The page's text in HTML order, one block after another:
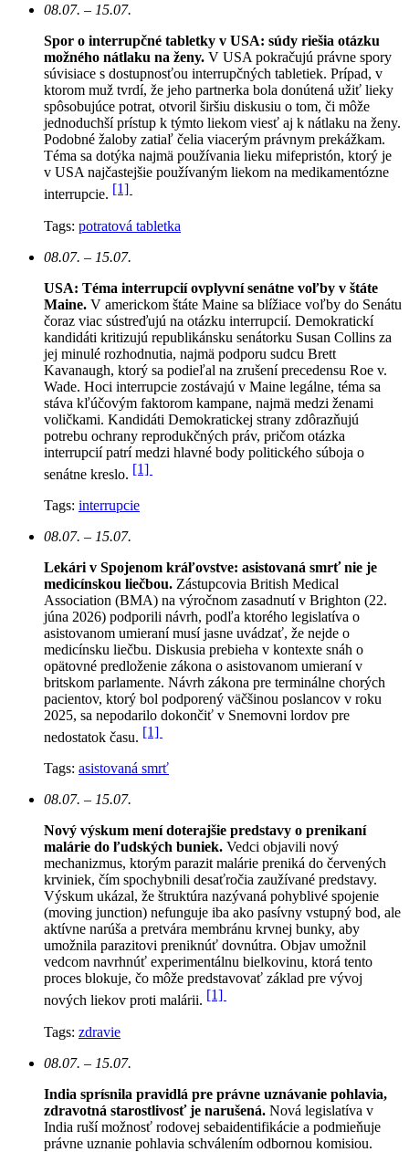
08.07. – 15.07.
Spor o interrupčné tabletky v USA: súdy riešia otázku
možného nátlaku na ženy. V USA pokračujú právne spory
súvisiace s dostupnosťou interrupčných tabletiek. Prípad, v
ktorom muž tvrdí, že jeho partnerka bola donútená užiť lieky
spôsobujúce potrat, otvoril širšiu diskusiu o tom, či môže
jednoduchší prístup k týmto liekom viesť aj k nátlaku na ženy.
Podobné žaloby zatiaľ čelia viacerým právnym prekážkam.
Téma sa dotýka najmä používania lieku mifepristón, ktorý je
v USA najčastejšie používaným liekom na medikamentózne
interrupcie. [1]
Tags: potratová tabletka
08.07. – 15.07.
USA: Téma interrupcií ovplyvní senátne voľby v štáte
Maine. V americkom štáte Maine sa blížiace voľby do Senátu
čoraz viac sústreďujú na otázku interrupcií. Demokratickí
kandidáti kritizujú republikánsku senátorku Susan Collins za
jej minulé rozhodnutia, najmä podporu sudcu Brett
Kavanaugh, ktorý sa podieľal na zrušení precedensu Roe v.
Wade. Hoci interrupcie zostávajú v Maine legálne, téma sa
stáva kľúčovým faktorom kampane, najmä medzi ženami
voličkami. Kandidáti Demokratickej strany zdôrazňujú
potrebu ochrany reprodukčných práv, pričom otázka
interrupcií patrí medzi hlavné body politického súboja o
senátne kreslo. [1]
Tags: interrupcie
08.07. – 15.07.
Lekári v Spojenom kráľovstve: asistovaná smrť nie je
medicínskou liečbou. Zástupcovia British Medical
Association (BMA) na výročnom zasadnutí v Brighton (22.
júna 2026) podporili návrh, podľa ktorého legislatíva o
asistovanom umieraní musí jasne uvádzať, že nejde o
medicínsku liečbu. Diskusia prebieha v kontexte snáh o
opätovné predloženie zákona o asistovanom umieraní v
britskom parlamente. Návrh zákona pre terminálne chorých
pacientov, ktorý bol podporený väčšinou poslancov v roku
2025, sa nepodarilo dokončiť v Snemovni lordov pre
nedostatok času. [1]
Tags: asistovaná smrť
08.07. – 15.07.
Nový výskum mení doterajšie predstavy o prenikaní
malárie do ľudských buniek. Vedci objavili nový
mechanizmus, ktorým parazit malárie preniká do červených
krviniek, čím spochybnili desaťročia zaužívané predstavy.
Výskum ukázal, že štruktúra nazývaná pohyblivé spojenie
(moving junction) nefunguje iba ako pasívny vstupný bod, ale
aktívne narúša a pretvára membránu krvnej bunky, aby
umožnila parazitovi preniknúť dovnútra. Objav umožnil
vedcom navrhnúť experimentálnu bielkovinu, ktorá tento
proces blokuje, čo môže predstavovať základ pre vývoj
nových liekov proti malárii. [1]
Tags: zdravie
08.07. – 15.07.
India sprísnila pravidlá pre právne uznávanie pohlavia,
zdravotná starostlivosť je narušená. Nová legislatíva v
India ruší možnosť rodovej sebaidentifikácie a podmieňuje
právne uznanie pohlavia schválením odbornou komisiou.